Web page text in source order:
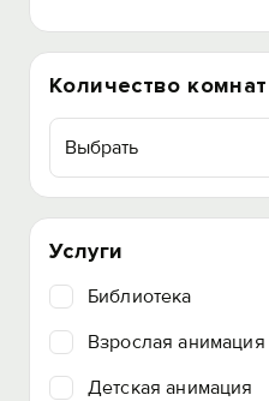
Количество комнат
Выбрать
Услуги
Библиотека
Взрослая анимация
Детская анимация